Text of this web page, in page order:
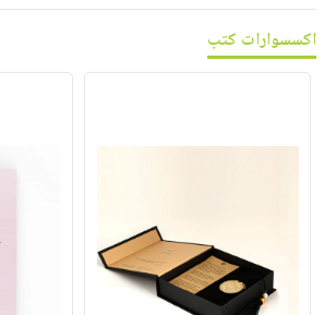
اكسسوارات كتب